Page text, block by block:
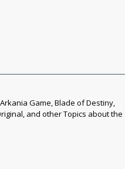
Game, Blade of Destiny,
and other Topics about the